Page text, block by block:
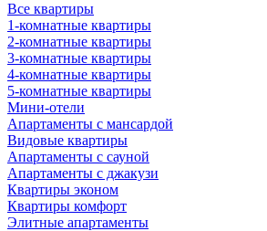
Все квартиры
1-комнатные квартиры
2-комнатные квартиры
3-комнатные квартиры
4-комнатные квартиры
5-комнатные квартиры
Мини-отели
Апартаменты с мансардой
Видовые квартиры
Апартаменты с сауной
Апартаменты с джакузи
Квартиры эконом
Квартиры комфорт
Элитные апартаменты